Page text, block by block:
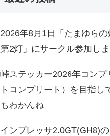
2026年8月1日「たまゆらの
第2灯」にサークル参加し
峠ステッカー2026年コンプ
トコンプリート）を目指し
もわかんね
インプレッサ2.0GT(GH8)